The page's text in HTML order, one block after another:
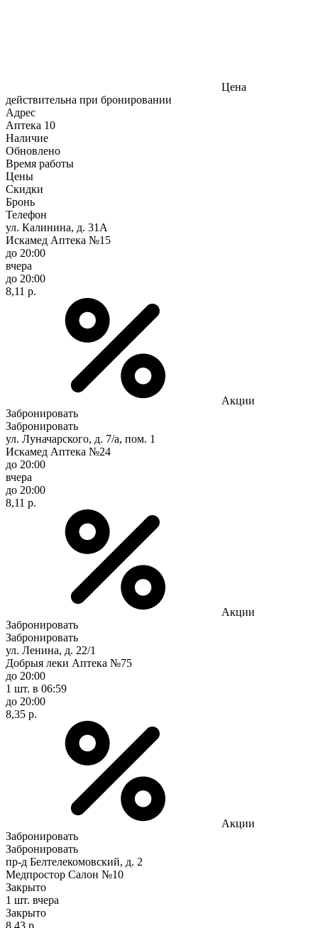
Цена
действительна при бронировании
Адрес
Аптека 10
Наличие
Обновлено
Время работы
Цены
Скидки
Бронь
Телефон
ул. Калинина, д. 31А
Искамед Аптека №15
до 20:00
вчера
до 20:00
8,11 р.
Акции
Забронировать
Забронировать
ул. Луначарского, д. 7/а, пом. 1
Искамед Аптека №24
до 20:00
вчера
до 20:00
8,11 р.
Акции
Забронировать
Забронировать
ул. Ленина, д. 22/1
Добрыя леки Аптека №75
до 20:00
1 шт. в 06:59
до 20:00
8,35 р.
Акции
Забронировать
Забронировать
пр-д Белтелекомовский, д. 2
Медпростор Салон №10
Закрыто
1 шт. вчера
Закрыто
8,43 р.